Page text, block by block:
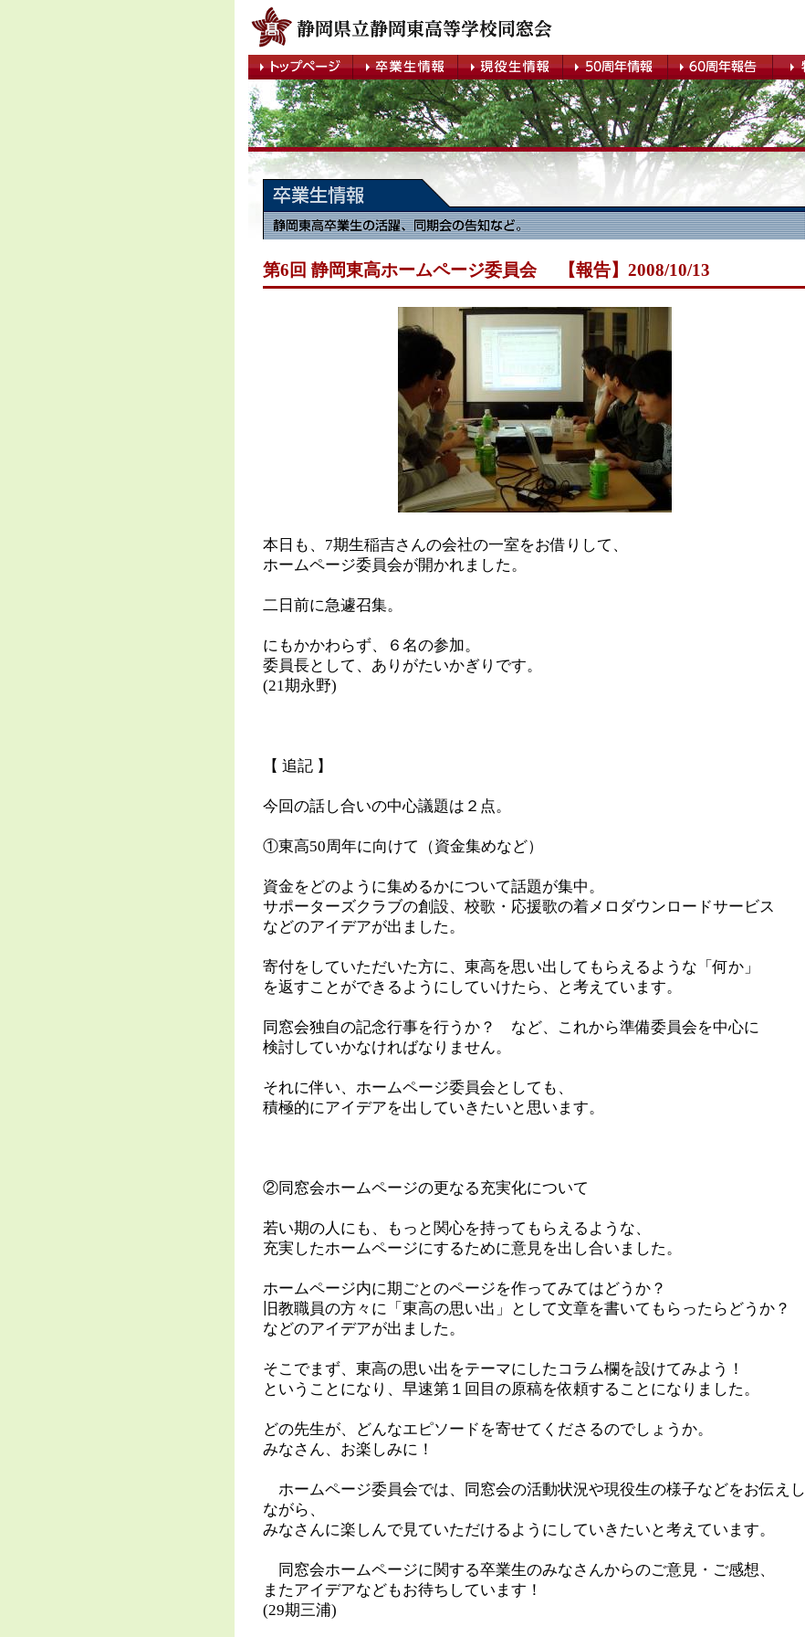
第6回 静岡東高ホームページ委員会 【報告】2008/10/13
本日も、7期生稲吉さんの会社の一室をお借りして、
ホームページ委員会が開かれました。
二日前に急遽召集。
にもかかわらず、６名の参加。
委員長として、ありがたいかぎりです。
(21期永野)
【 追記 】
今回の話し合いの中心議題は２点。
①東高50周年に向けて（資金集めなど）
資金をどのように集めるかについて話題が集中。
サポーターズクラブの創設、校歌・応援歌の着メロダウンロードサービス
などのアイデアが出ました。
寄付をしていただいた方に、東高を思い出してもらえるような「何か」
を返すことができるようにしていけたら、と考えています。
同窓会独自の記念行事を行うか？ など、これから準備委員会を中心に
検討していかなければなりません。
それに伴い、ホームページ委員会としても、
積極的にアイデアを出していきたいと思います。
②同窓会ホームページの更なる充実化について
若い期の人にも、もっと関心を持ってもらえるような、
充実したホームページにするために意見を出し合いました。
ホームページ内に期ごとのページを作ってみてはどうか？
旧教職員の方々に「東高の思い出」として文章を書いてもらったらどうか？
などのアイデアが出ました。
そこでまず、東高の思い出をテーマにしたコラム欄を設けてみよう！
ということになり、早速第１回目の原稿を依頼することになりました。
どの先生が、どんなエピソードを寄せてくださるのでしょうか。
みなさん、お楽しみに！
ホームページ委員会では、同窓会の活動状況や現役生の様子などをお伝えし
ながら、
みなさんに楽しんで見ていただけるようにしていきたいと考えています。
同窓会ホームページに関する卒業生のみなさんからのご意見・ご感想、
またアイデアなどもお待ちしています！
(29期三浦)